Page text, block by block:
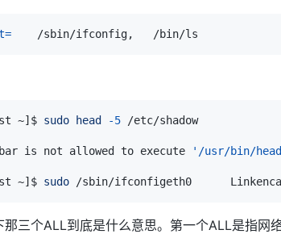
=
~] $ sudo head -5
is not allowed to execute
'/usr/bin/
~] $ sudo /sbin/ifconfigeth0
那三个ALL到底是什么意思。第一个ALL是指